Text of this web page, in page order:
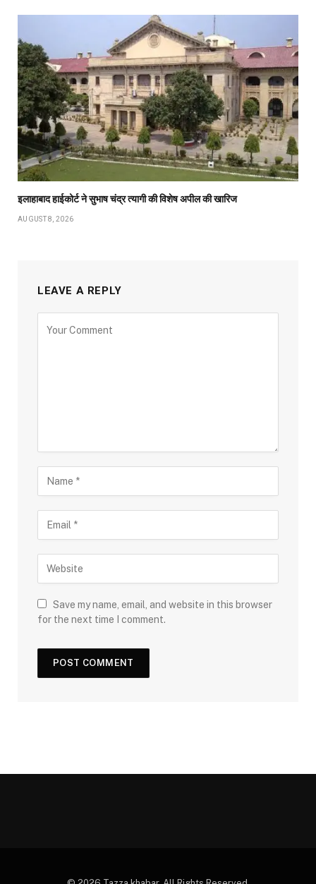
इलाहाबाद हाईकोर्ट ने सुभाष चंद्र त्यागी की विशेष अपील की खारिज
AUGUST 8, 2026
LEAVE A REPLY
Save my name, email, and website in this browser
for the next time I comment.